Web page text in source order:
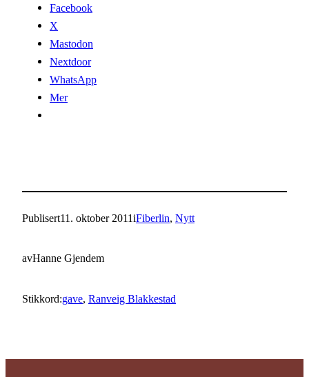
Facebook
X
Mastodon
Nextdoor
WhatsApp
Mer
Publisert11. oktober 2011iFiberlin, Nytt
avHanne Gjendem
Stikkord:gave, Ranveig Blakkestad